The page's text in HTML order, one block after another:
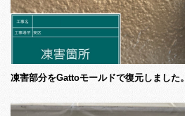
凍害部分をGattoモールドで復元しました。